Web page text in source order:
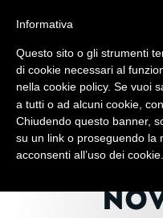
Informativa
Questo sito o gli strumenti
di cookie necessari al
nella cookie policy. Se vuoi
a tutti o ad alcuni cookie,
Chiudendo questo banner,
su un link o proseguendo la
acconsenti all’uso dei cookie.